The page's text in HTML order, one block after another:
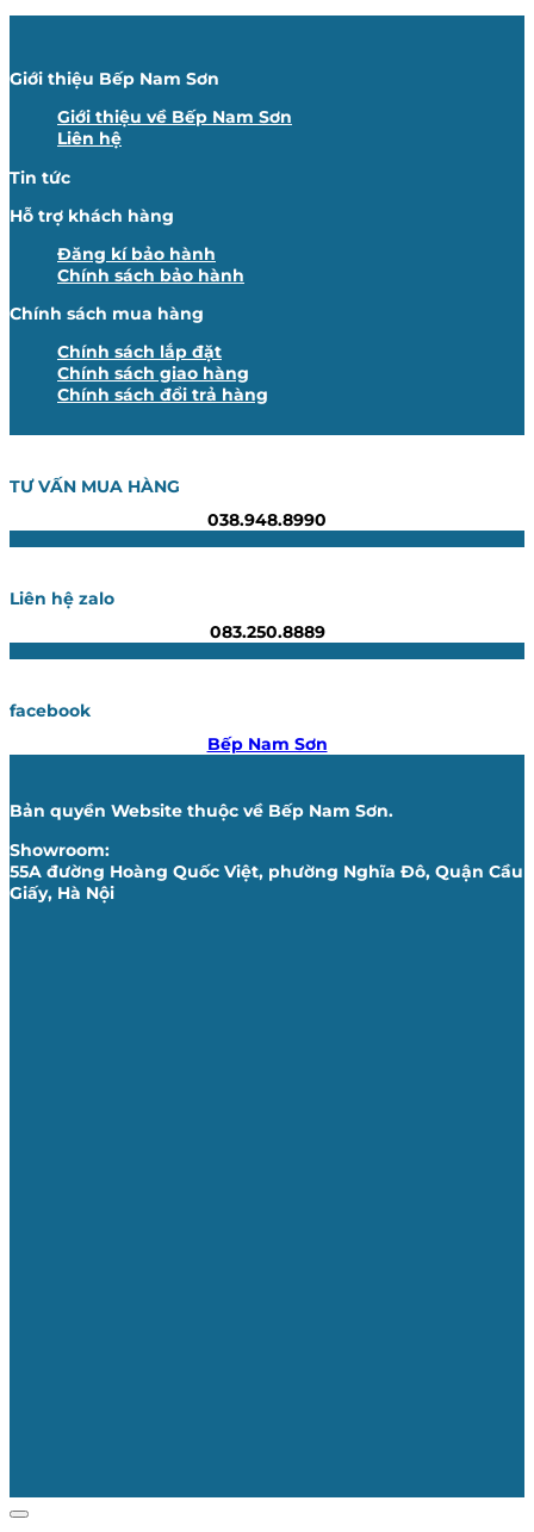
Giới thiệu Bếp Nam Sơn
Giới thiệu về Bếp Nam Sơn
Liên hệ
Tin tức
Hỗ trợ khách hàng
Đăng kí bảo hành
Chính sách bảo hành
Chính sách mua hàng
Chính sách lắp đặt
Chính sách giao hàng
Chính sách đổi trả hàng
TƯ VẤN MUA HÀNG
038.948.8990
Liên hệ zalo
083.250.8889
facebook
Bếp Nam Sơn
Bản quyền Website thuộc về Bếp Nam Sơn.
Showroom:
55A đường Hoàng Quốc Việt, phường Nghĩa Đô, Quận Cầu
Giấy, Hà Nội